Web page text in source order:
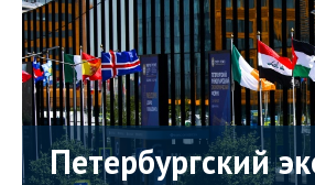
Петербургский